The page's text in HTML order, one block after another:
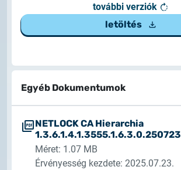
további verziók
letöltés
Egyéb Dokumentumok
NETLOCK CA Hierarchia
1.3.6.1.4.1.3555.1.6.3.0.250723
Méret: 1.07 MB
Érvényesség kezdete: 2025.07.23.